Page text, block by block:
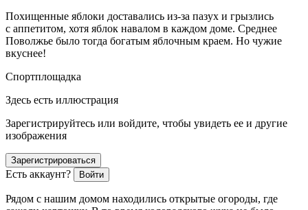
Похищенные яблоки доставались из-за пазух и грызлись
с аппетитом, хотя яблок навалом в каждом доме. Среднее
Поволжье было тогда богатым яблочным краем. Но чужие
вкуснее!
Спортплощадка
Здесь есть иллюстрация
Зарегистрируйтесь или войдите, чтобы увидеть ее и другие
изображения
Зарегистрироваться
Есть аккаунт? Войти
Рядом с нашим домом находились открытые огороды, где